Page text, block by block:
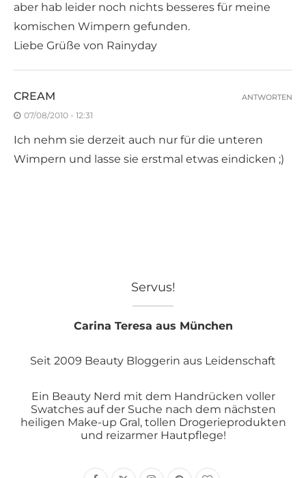
aber hab leider noch nichts besseres für meine
komischen Wimpern gefunden.
Liebe Grüße von Rainyday
CREAM
07/08/2010 - 12:31
Ich nehm sie derzeit auch nur für die unteren
Wimpern und lasse sie erstmal etwas eindicken ;)
ANTWORTEN
Servus!
Carina Teresa aus München
Seit 2009 Beauty Bloggerin aus Leidenschaft
Ein Beauty Nerd mit dem Handrücken voller
Swatches auf der Suche nach dem nächsten
heiligen Make-up Gral, tollen Drogerieprodukten
und reizarmer Hautpflege!